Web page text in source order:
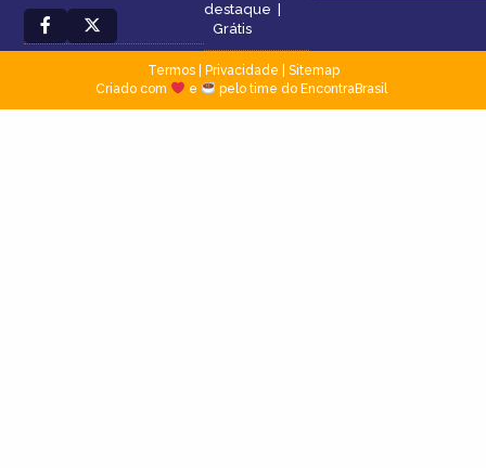
destaque
Grátis
Termos| Privacidade
Sitemap
Criado com
e pelo time do EncontraBrasil